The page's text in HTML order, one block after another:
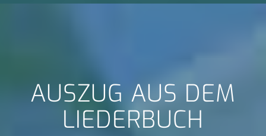
AUSZUG AUS DEM
LIEDERBUCH